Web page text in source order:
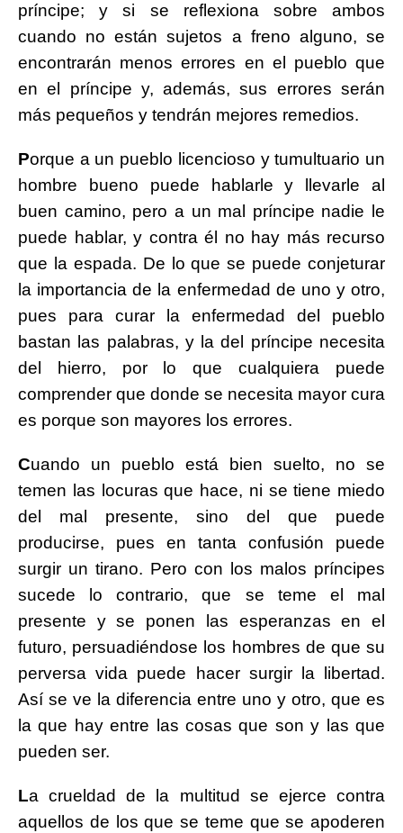
príncipe; y si se reflexiona sobre ambos
cuando no están sujetos a freno alguno, se
encontrarán menos errores en el pueblo que
en el príncipe y, además, sus errores serán
más pequeños y tendrán mejores remedios.
Porque a un pueblo licencioso y tumultuario un
hombre bueno puede hablarle y llevarle al
buen camino, pero a un mal príncipe nadie le
puede hablar, y contra él no hay más recurso
que la espada. De lo que se puede conjeturar
la importancia de la enfermedad de uno y otro,
pues para curar la enfermedad del pueblo
bastan las palabras, y la del príncipe necesita
del hierro, por lo que cualquiera puede
comprender que donde se necesita mayor cura
es porque son mayores los errores.
Cuando un pueblo está bien suelto, no se
temen las locuras que hace, ni se tiene miedo
del mal presente, sino del que puede
producirse, pues en tanta confusión puede
surgir un tirano. Pero con los malos príncipes
sucede lo contrario, que se teme el mal
presente y se ponen las esperanzas en el
futuro, persuadiéndose los hombres de que su
perversa vida puede hacer surgir la libertad.
Así se ve la diferencia entre uno y otro, que es
la que hay entre las cosas que son y las que
pueden ser.
La crueldad de la multitud se ejerce contra
aquellos de los que se teme que se apoderen